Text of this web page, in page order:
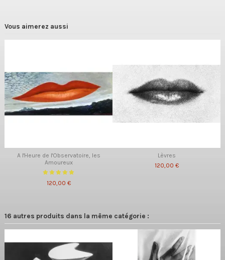
Vous aimerez aussi
A l'Heure de l'Observatoire, les
Amoureux
120,00 €
Lèvres
120,00 €
16 autres produits dans la même catégorie :